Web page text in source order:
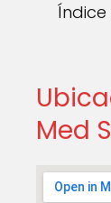
Índice
Med